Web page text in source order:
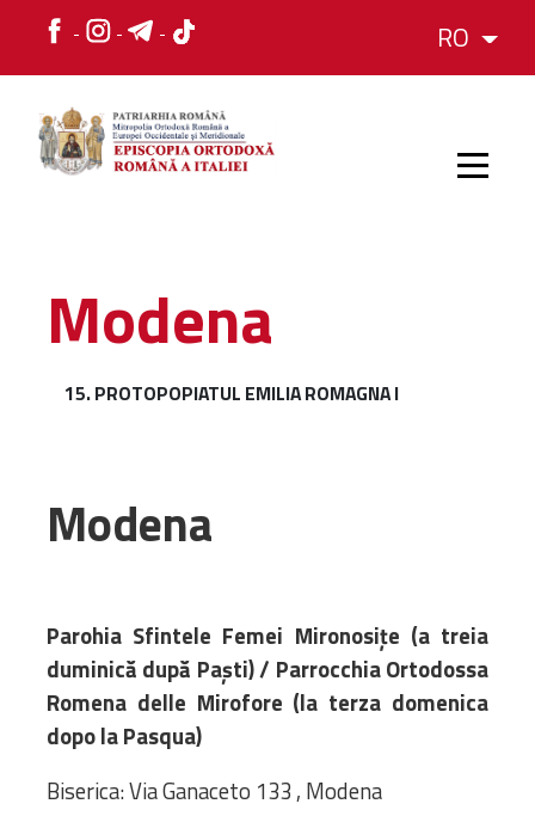
RO
ISTORIC
ORGANIZAREA
Mănăstiri,
biserici și
monumente
Diaconii
Asociații
Modena
15. PROTOPOPIATUL EMILIA ROMAGNA I
Modena
Parohia Sfintele Femei Mironosiţe (a treia
duminică după Paști) / Parrocchia Ortodossa
Romena delle Mirofore (la terza domenica
dopo la Pasqua)
Biserica: Via Ganaceto 133 , Modena